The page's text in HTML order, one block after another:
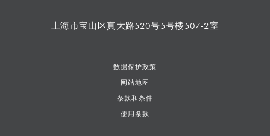
上海市宝山区真大路520号5号楼507-2室
数据保护政策
网站地图
条款和条件
使用条款